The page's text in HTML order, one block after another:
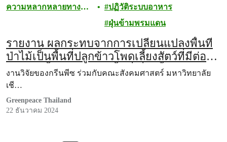
ความหลากหลายทาง
ปฏิวัติระบบอาหาร
ฝุ่นข้ามพรมแดน
รายงาน ผลกระทบจากการเปลี่ยนแปลงพื้นที่
ป่าไม้เป็นพื้นที่ปลูกข้าวโพดเลี้ยงสัตว์ที่มีต่อ
ปริมาณน้ำท่า (runoff) พื้นที่เสี่ยงน้ำท่วม
(flood risk areas) และพื้นที่เสี่ยงดินโคลนถล่ม
(landslide risk areas) บริเวณพื้นที่ลุ่มน้ำติดต่อ
ระหว่างประเทศไทย เมียนมา และสปป.ลาว
งานวิจัยของกรีนพีซ ร่วมกับคณะสังคมศาสตร์ มหาวิทยาลัย
เชี…
Greenpeace Thailand
22 ธันวาคม 2024